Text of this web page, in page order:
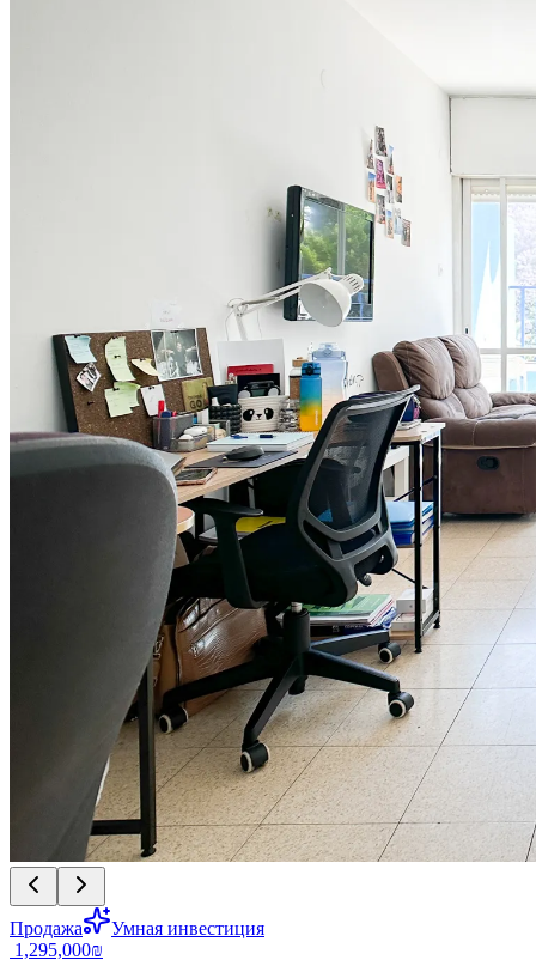
Продажа
Умная инвестиция
‏1,295,000 ‏₪